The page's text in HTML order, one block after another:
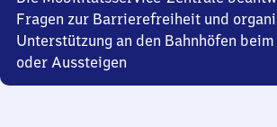
Fragen zur Barrierefreiheit und
Unterstützung an den Bahnhöfen beim
oder Aussteigen